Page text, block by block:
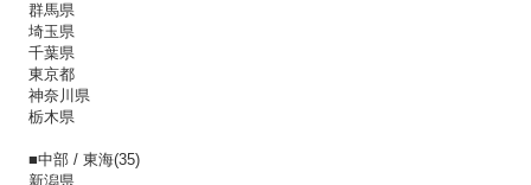
群馬県
埼玉県
千葉県
東京都
神奈川県
栃木県
■中部 / 東海(35)
新潟県